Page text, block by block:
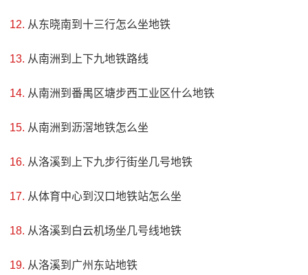
艳、果实肥大，品质优异，因此被誉为全球酒业界的“宝地”。
4、镇北堡西部影视城
从东晓南到十三行怎么坐地铁
从南洲到上下九地铁路线
从南洲到番禺区塘步西工业区什么地铁
从南洲到沥滘地铁怎么坐
从洛溪到上下九步行街坐几号地铁
从体育中心到汉口地铁站怎么坐
从洛溪到白云机场坐几号线地铁
从洛溪到广州东站地铁